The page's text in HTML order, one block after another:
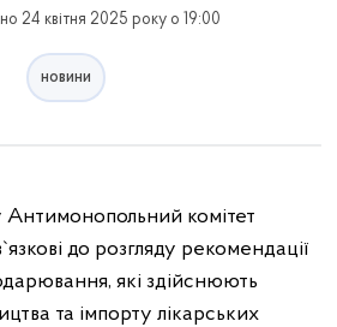
24 квітня 2025 року о 19:00
новини
Антимонопольний комітет
до розгляду рекомендації
які здійснюють
та імпорту лікарських